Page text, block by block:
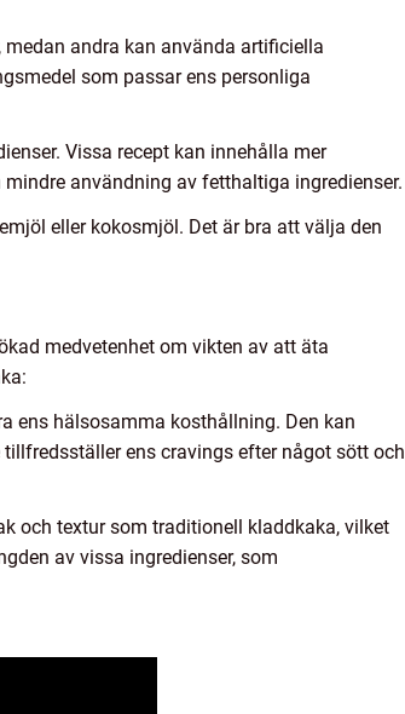
andra kan använda artificiella
som passar ens personliga
Vissa recept kan innehålla mer
användning av fetthaltiga ingredienser.
eller kokosmjöl. Det är bra att välja den
medvetenhet om vikten av att äta
ens hälsosamma kosthållning. Den kan
ens cravings efter något sött och
och textur som traditionell kladdkaka, vilket
av vissa ingredienser, som